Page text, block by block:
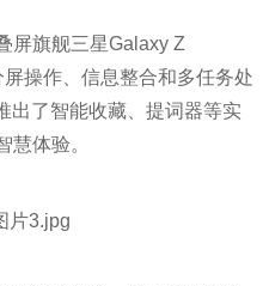
屏旗舰三星Galaxy Z
操作、信息整合和多任务处
出了智能收藏、提词器等实
慧体验。